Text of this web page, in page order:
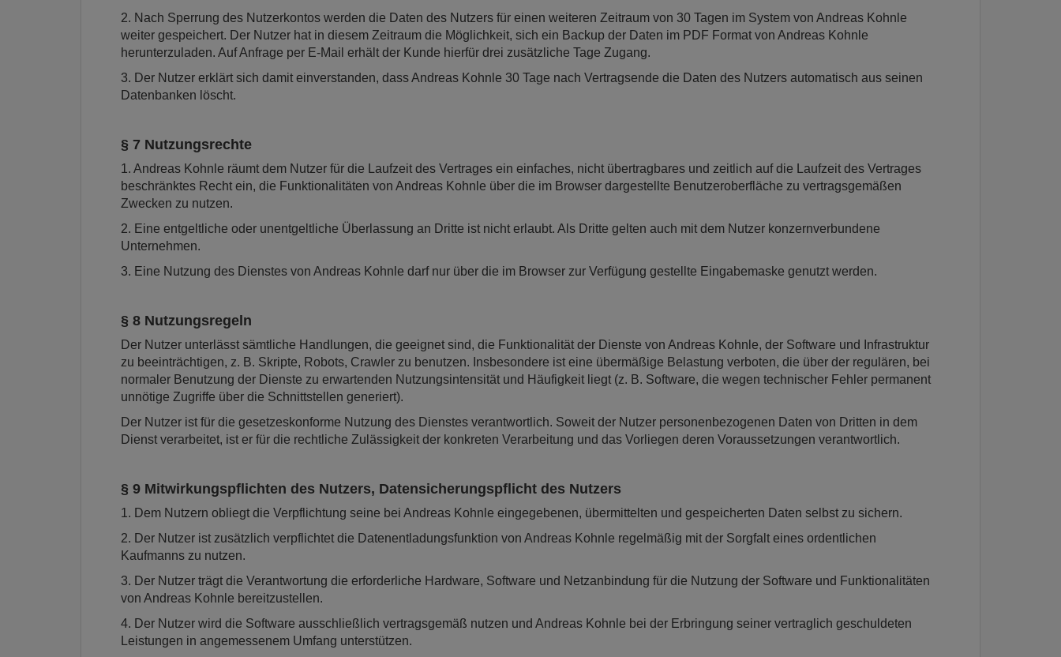
2. Nach Sperrung des Nutzerkontos werden die Daten des Nutzers für einen weiteren Zeitraum von 30 Tagen im System von Andreas Kohnle
weiter gespeichert. Der Nutzer hat in diesem Zeitraum die Möglichkeit, sich ein Backup der Daten im PDF Format von Andreas Kohnle
herunterzuladen. Auf Anfrage per E-Mail erhält der Kunde hierfür drei zusätzliche Tage Zugang.
3. Der Nutzer erklärt sich damit einverstanden, dass Andreas Kohnle 30 Tage nach Vertragsende die Daten des Nutzers automatisch aus seinen
Datenbanken löscht.
§ 7 Nutzungsrechte
1. Andreas Kohnle räumt dem Nutzer für die Laufzeit des Vertrages ein einfaches, nicht übertragbares und zeitlich auf die Laufzeit des Vertrages
beschränktes Recht ein, die Funktionalitäten von Andreas Kohnle über die im Browser dargestellte Benutzeroberfläche zu vertragsgemäßen
Zwecken zu nutzen.
2. Eine entgeltliche oder unentgeltliche Überlassung an Dritte ist nicht erlaubt. Als Dritte gelten auch mit dem Nutzer konzernverbundene
Unternehmen.
3. Eine Nutzung des Dienstes von Andreas Kohnle darf nur über die im Browser zur Verfügung gestellte Eingabemaske genutzt werden.
§ 8 Nutzungsregeln
Der Nutzer unterlässt sämtliche Handlungen, die geeignet sind, die Funktionalität der Dienste von Andreas Kohnle, der Software und Infrastruktur
zu beeinträchtigen, z. B. Skripte, Robots, Crawler zu benutzen. Insbesondere ist eine übermäßige Belastung verboten, die über der regulären, bei
normaler Benutzung der Dienste zu erwartenden Nutzungsintensität und Häufigkeit liegt (z. B. Software, die wegen technischer Fehler permanent
unnötige Zugriffe über die Schnittstellen generiert).
Der Nutzer ist für die gesetzeskonforme Nutzung des Dienstes verantwortlich. Soweit der Nutzer personenbezogenen Daten von Dritten in dem
Dienst verarbeitet, ist er für die rechtliche Zulässigkeit der konkreten Verarbeitung und das Vorliegen deren Voraussetzungen verantwortlich.
§ 9 Mitwirkungspflichten des Nutzers, Datensicherungspflicht des Nutzers
1. Dem Nutzern obliegt die Verpflichtung seine bei Andreas Kohnle eingegebenen, übermittelten und gespeicherten Daten selbst zu sichern.
2. Der Nutzer ist zusätzlich verpflichtet die Datenentladungsfunktion von Andreas Kohnle regelmäßig mit der Sorgfalt eines ordentlichen
Kaufmanns zu nutzen.
3. Der Nutzer trägt die Verantwortung die erforderliche Hardware, Software und Netzanbindung für die Nutzung der Software und Funktionalitäten
von Andreas Kohnle bereitzustellen.
4. Der Nutzer wird die Software ausschließlich vertragsgemäß nutzen und Andreas Kohnle bei der Erbringung seiner vertraglich geschuldeten
Leistungen in angemessenem Umfang unterstützen.